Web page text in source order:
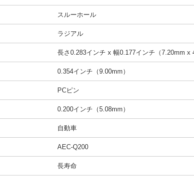
スルーホール
ラジアル
長さ0.283インチ x 幅0.177インチ（7.20mm x
0.354インチ（9.00mm）
PCピン
0.200インチ（5.08mm）
自動車
AEC-Q200
長寿命